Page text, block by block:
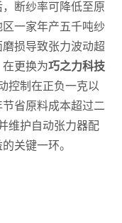
断纱率可降低至原
一家年产五千吨纱
损导致张力波动超
更换为巧之力科技
控制在正负一克以
省原料成本超过二
维护自动张力器配
关键一环。